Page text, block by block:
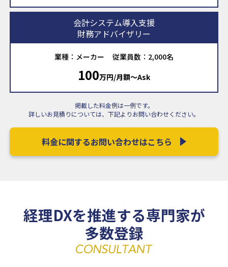
会計システム導入支援
財務アドバイザリー
業種：メーカー 従業員数：2,000名
100万円/月額〜Ask
掲載した料金例は一例です。
詳しいお見積りについては、下記よりお問い合わせください。
料金に関するお問い合わせはこちら
経理DXを推進する専門家が
多数登録